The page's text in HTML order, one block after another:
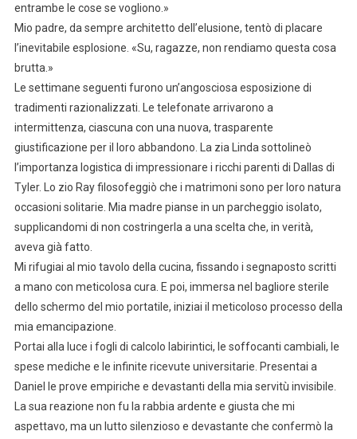
entrambe le cose se vogliono.»
Mio padre, da sempre architetto dell’elusione, tentò di placare
l’inevitabile esplosione. «Su, ragazze, non rendiamo questa cosa
brutta.»
Le settimane seguenti furono un’angosciosa esposizione di
tradimenti razionalizzati. Le telefonate arrivarono a
intermittenza, ciascuna con una nuova, trasparente
giustificazione per il loro abbandono. La zia Linda sottolineò
l’importanza logistica di impressionare i ricchi parenti di Dallas di
Tyler. Lo zio Ray filosofeggiò che i matrimoni sono per loro natura
occasioni solitarie. Mia madre pianse in un parcheggio isolato,
supplicandomi di non costringerla a una scelta che, in verità,
aveva già fatto.
Mi rifugiai al mio tavolo della cucina, fissando i segnaposto scritti
a mano con meticolosa cura. E poi, immersa nel bagliore sterile
dello schermo del mio portatile, iniziai il meticoloso processo della
mia emancipazione.
Portai alla luce i fogli di calcolo labirintici, le soffocanti cambiali, le
spese mediche e le infinite ricevute universitarie. Presentai a
Daniel le prove empiriche e devastanti della mia servitù invisibile.
La sua reazione non fu la rabbia ardente e giusta che mi
aspettavo, ma un lutto silenzioso e devastante che confermò la